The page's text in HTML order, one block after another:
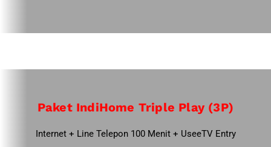
Paket IndiHome Triple Play (3P)
Internet + Line Telepon 100 Menit + UseeTV Entry